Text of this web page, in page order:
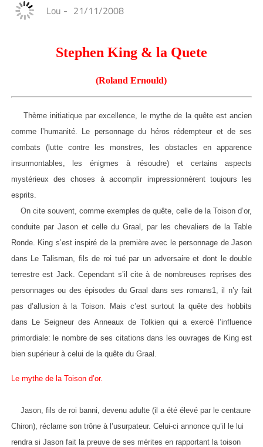
Lou - 21/11/2008
Stephen King & la Quete
(Roland Ernould)
Thème initiatique par excellence, le mythe de la quête est ancien
comme l’humanité. Le personnage du héros rédempteur et de ses
combats (lutte contre les monstres, les obstacles en apparence
insurmontables, les énigmes à résoudre) et certains aspects
mystérieux des choses à accomplir impressionnèrent toujours les
esprits.
On cite souvent, comme exemples de quête, celle de la Toison d’or,
conduite par Jason et celle du Graal, par les chevaliers de la Table
Ronde. King s’est inspiré de la première avec le personnage de Jason
dans Le Talisman, fils de roi tué par un adversaire et dont le double
terrestre est Jack. Cependant s’il cite à de nombreuses reprises des
personnages ou des épisodes du Graal dans ses romans1, il n’y fait
pas d’allusion à la Toison. Mais c’est surtout la quête des hobbits
dans Le Seigneur des Anneaux de Tolkien qui a exercé l’influence
primordiale: le nombre de ses citations dans les ouvrages de King est
bien supérieur à celui de la quête du Graal.
Le mythe de la Toison d’or.
Jason, fils de roi banni, devenu adulte (il a été élevé par le centaure
Chiron), réclame son trône à l’usurpateur. Celui-ci annonce qu’il le lui
rendra si Jason fait la preuve de ses mérites en rapportant la toison